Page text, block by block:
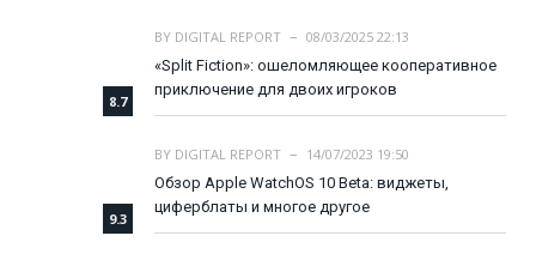
8.7
BY DIGITAL REPORT
08/03/2025 22:13
«Split Fiction»: ошеломляющее кооперативное
приключение для двоих игроков
9.3
BY DIGITAL REPORT
14/07/2023 19:50
Обзор Apple WatchOS 10 Beta: виджеты,
циферблаты и многое другое